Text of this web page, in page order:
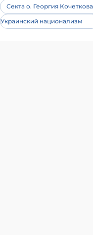
Секта о. Георгия Кочеткова
Украинский национализм